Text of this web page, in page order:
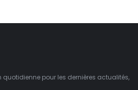
pour les dernières actualités,